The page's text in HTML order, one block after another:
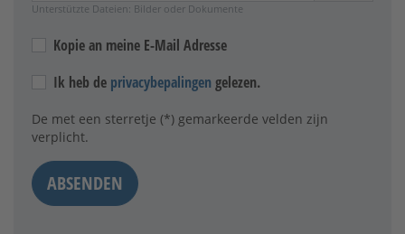
Unterstützte Dateien: Bilder oder Dokumente
Kopie an meine E-Mail Adresse
Ik heb de privacybepalingen gelezen.
De met een sterretje (*) gemarkeerde velden zijn
verplicht.
ABSENDEN